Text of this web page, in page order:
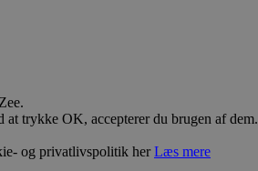
at trykke OK, accepterer du brugen af dem.
og privatlivspolitik herLæs mere